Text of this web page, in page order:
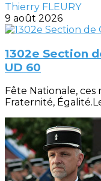
Thierry FLEURY
9 août 2026
1302e Section
UD 60
Fête Nationale,
Fraternité,